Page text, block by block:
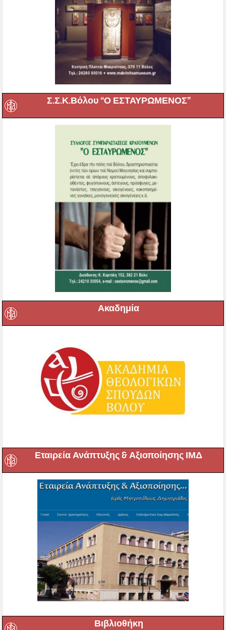
Σ.Σ.Κ.Βόλου “Ο ΕΣΤΑΥΡΩΜΕΝΟΣ”
Ακαδημία
Εταιρεία Ανάπτυξης & Αξιοποίησης ΙΜΔ
Βιβλιοθήκη